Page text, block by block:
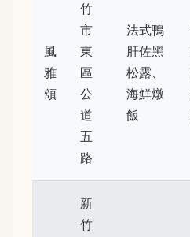
風
雅
頌
竹
市
東
區
公
道
五
路
法式鴨
肝佐黑
松露、
海鮮燉
飯
新
竹